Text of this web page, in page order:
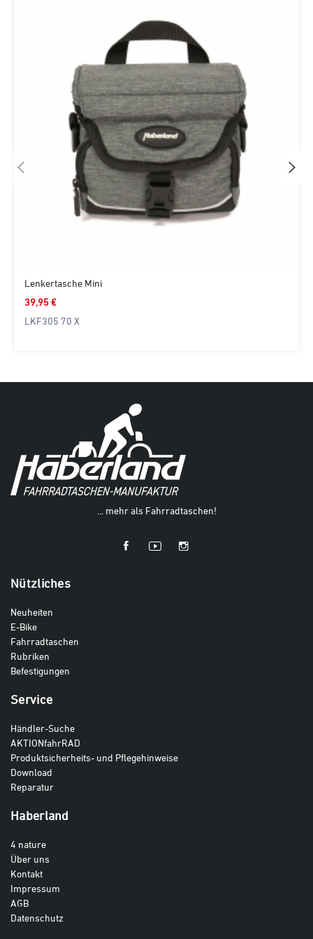
Lenkertasche Mini
39,95 €
LKF305 70 X
... mehr als Fahrradtaschen!
Nützliches
Neuheiten
E-Bike
Fahrradtaschen
Rubriken
Befestigungen
Service
Händler-Suche
AKTIONfahrRAD
Produktsicherheits- und Pflegehinweise
Download
Reparatur
Haberland
4 nature
Über uns
Kontakt
Impressum
AGB
Datenschutz